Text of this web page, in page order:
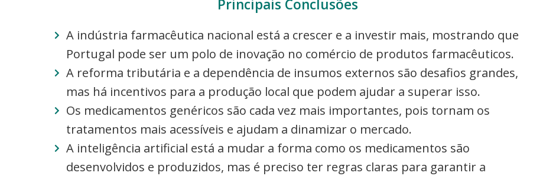
Principais Conclusões
A indústria farmacêutica nacional está a crescer e a investir mais, mostrando que
Portugal pode ser um polo de inovação no comércio de produtos farmacêuticos.
A reforma tributária e a dependência de insumos externos são desafios grandes,
mas há incentivos para a produção local que podem ajudar a superar isso.
Os medicamentos genéricos são cada vez mais importantes, pois tornam os
tratamentos mais acessíveis e ajudam a dinamizar o mercado.
A inteligência artificial está a mudar a forma como os medicamentos são
desenvolvidos e produzidos, mas é preciso ter regras claras para garantir a